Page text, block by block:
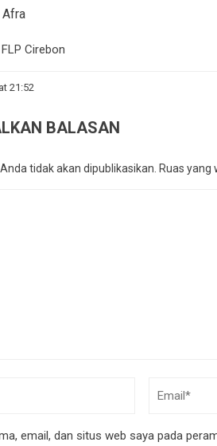
Cirebon
21:52
BALASAN
tidak akan dipublikasikan. Ruas
email, dan situs web saya pada